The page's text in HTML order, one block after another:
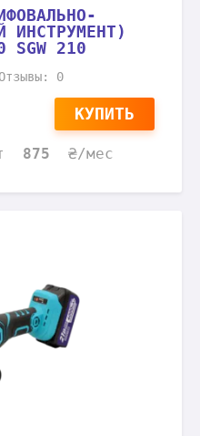
ИНСТРУМЕНТ)
SGW 210
Отзывы: 0
КУПИТЬ
875 ₴/мес